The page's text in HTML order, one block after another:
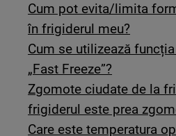
Cum pot evita/limita
în frigiderul meu?
Cum se utilizează
„Fast Freeze”?
Zgomote ciudate de la
frigiderul este prea
Care este temperatura